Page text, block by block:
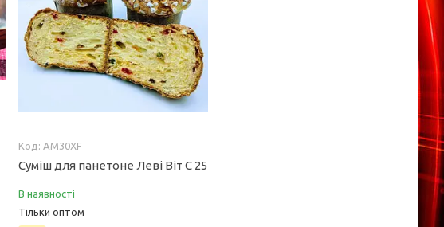
AM30XF
Суміш для панетоне Леві Віт С 25
В наявності
Тільки оптом